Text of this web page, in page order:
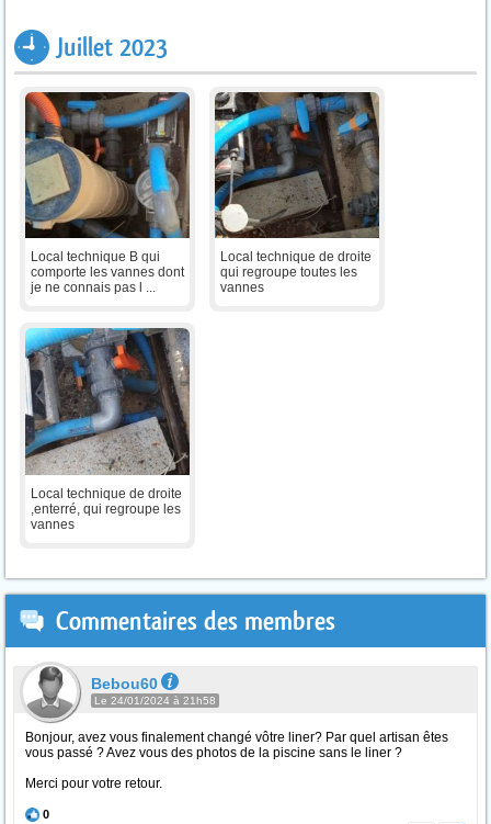
Juillet 2023
Local technique B qui
comporte les vannes dont
je ne connais pas l ...
Local technique de droite
qui regroupe toutes les
vannes
Local technique de droite
,enterré, qui regroupe les
vannes
Commentaires des membres
Bebou60
Le 24/01/2024 à 21h58
Bonjour, avez vous finalement changé vôtre liner? Par quel artisan êtes
vous passé ? Avez vous des photos de la piscine sans le liner ?
Merci pour votre retour.
0